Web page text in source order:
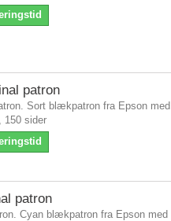
patron
Sort blækpatron fra Epson med
sider
patron
Cyan blækpatron fra Epson med